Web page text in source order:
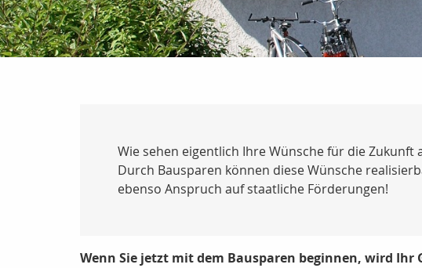
Wie sehen eigentlich Ihre Wünsche für die Zukunft
Durch Bausparen können diese Wünsche
ebenso Anspruch auf staatliche Förderungen!
Wenn Sie jetzt mit dem Bausparen beginnen, wird